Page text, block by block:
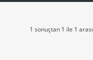
1 sonuçtan 1 ile 1 arası